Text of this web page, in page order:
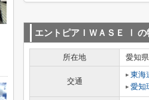
エントピアＩＷＡＳＥ Ⅰ の
所在地 愛知県
交通
東海
愛知